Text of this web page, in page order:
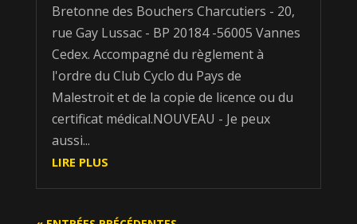
Bretonne des Bouchers Charcutiers - 20,
rue Gay Lussac - BP 20184 -56005 Vannes
Cedex. Accompagné du règlement à
l'ordre du Club Cyclo du Pays de
Malestroit et de la copie de licence ou du
certificat médical.NOUVEAU - Je peux
aussi...
LIRE PLUS